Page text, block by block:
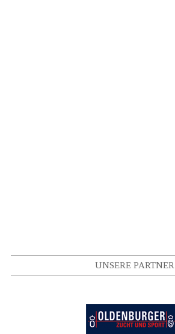
UNSERE PARTNER